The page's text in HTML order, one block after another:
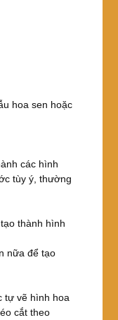
hoa sen hoặc
các hình
tùy ý, thường
thành hình
nữa để tạo
tự vẽ hình hoa
cắt theo